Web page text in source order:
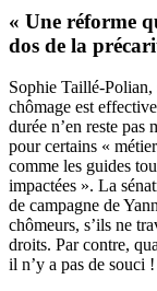
« Une réforme
dos de la
Sophie Taillé-Polian,
chômage est
durée n’en reste pas
pour certains «
comme les guides
impactées ». La
de campagne de
chômeurs, s’ils ne
droits. Par contre,
il n’y a pas de souci